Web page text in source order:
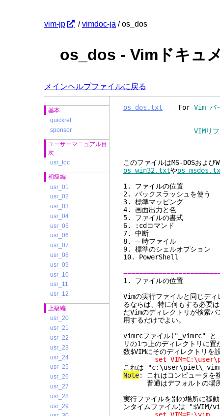
vim-jp /vimdoc-ja / os_dos
os_dos - Vimドキュ
メインヘルプファイルに戻る
基本
quickref
sponsor
ユーザーマニュアル目
次
usr_toc
初級編
usr_01
usr_02
usr_03
usr_04
usr_05
usr_06
usr_07
usr_08
usr_09
usr_10
usr_11
usr_12
上級編
usr_20
usr_21
usr_22
usr_23
usr_24
usr_25
usr_26
usr_27
usr_28
usr_29
os_dos.txt For Vim バ
VIMリ
このファイルはMS-DOSおよ
os_win32.txtや
1. ファイルの
2. バックスラッシュ
3. 標準マッピ
4. 画面出力
5. ファイルの
6. :cdコマ
7. 中
8. 一時ファ
9. 標準のシェルオプ
10.
1. ファ
Vimの実行ファイルと同じデ
るならば、特に何もする必要
だVimのディレクトリが検索
用するだけでよい。
vimrcファイル("_vimrc" と
リの1つ上のディレクトリに
数$VIMにそのディレクトリを
set
これは
Note: これはコンピュータを
普通はデフォルトの場所
実行ファイルを別の場所に移
ンタイムファイルは "$VIM/